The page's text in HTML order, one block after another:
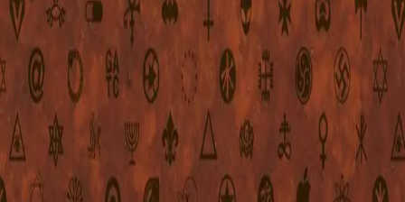
KONTAKT OSS
Kundeservice
Min side
Send inn manus
Presse
Vurderingseksemplar
Ansatte
INFORMASJON